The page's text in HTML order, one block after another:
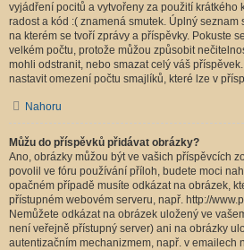
vyjádření pocitů a vytvořeny za použití krátkého
radost a kód :( znamená smutek. Úplný
na kterém se tvoří zprávy a příspěvky. Pokuste
velkém počtu, protože můžou způsobit
mohli odstranit, nebo smazat celý váš
nastavit omezení počtu smajlíků, které lze v
Nahoru
Můžu do příspěvků přidávat obrázky?
Ano, obrázky můžou být ve vašich příspěvcích
povolil ve fóru používání příloh, budete moci
opačném případě musíte odkázat na obrázek,
přístupném webovém serveru, např. http://
Nemůžete odkázat na obrázek uložený ve
není veřejně přístupný server) ani na obrázky
autentizačním mechanizmem, např. v emailech